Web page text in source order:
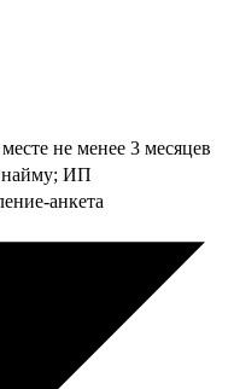
не менее 3 месяцев
найму; ИП
анкета